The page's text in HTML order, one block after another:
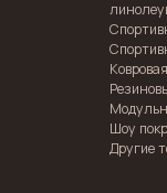
Шоу
Другие